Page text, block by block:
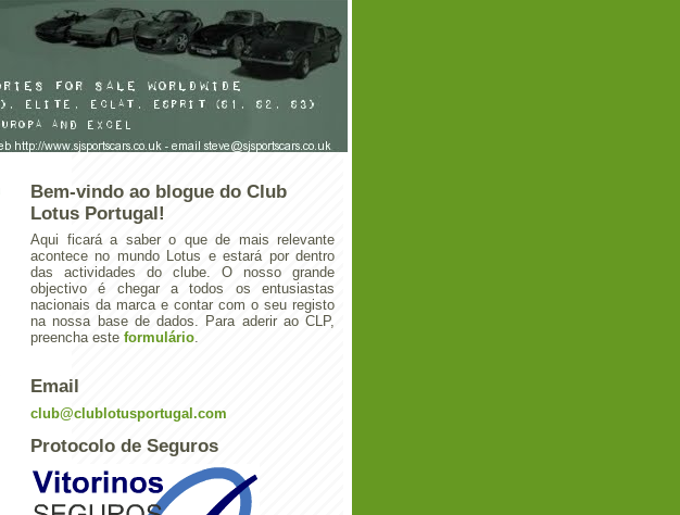
Bem-vindo ao blogue do Club
Lotus Portugal!
Aqui ficará a saber o que de mais relevante
acontece no mundo Lotus e estará por dentro
das actividades do clube. O nosso grande
objectivo é chegar a todos os entusiastas
nacionais da marca e contar com o seu registo
na nossa base de dados. Para aderir ao CLP,
preencha este formulário.
Email
club@clublotusportugal.com
Protocolo de Seguros